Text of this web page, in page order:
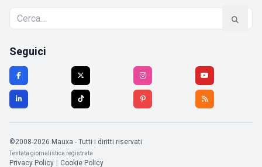
Seguici
©2008-2026 Mauxa - Tutti i diritti riservati
Testata giornalistica registrata
Privacy Policy Cookie Policy